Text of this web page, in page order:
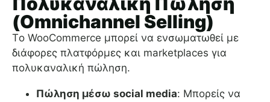
(Omnichannel Selling)
Tο WooCommerce μπορεί να ενσωματωθεί με
διάφορες πλατφόρμες και marketplaces για
πολυκαναλική πώληση.
Πώληση μέσω social media: Μπορείς να